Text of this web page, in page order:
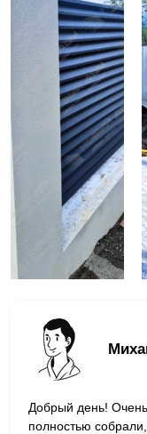
Добрый день!
полностью